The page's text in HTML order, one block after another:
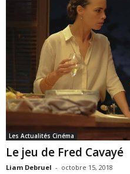
Les Actualités Cinéma
Le jeu de Fred Cavayé
Liam Debruel - octobre 15, 2018